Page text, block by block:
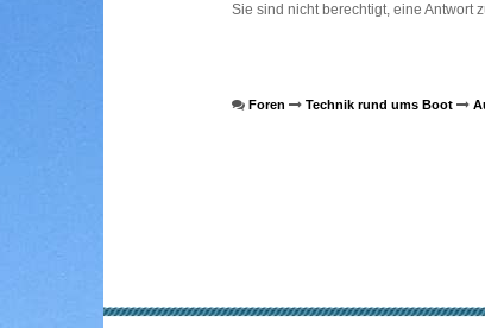
Sie sind nicht berechtigt, eine Antwort
Foren Technik rund ums Boot